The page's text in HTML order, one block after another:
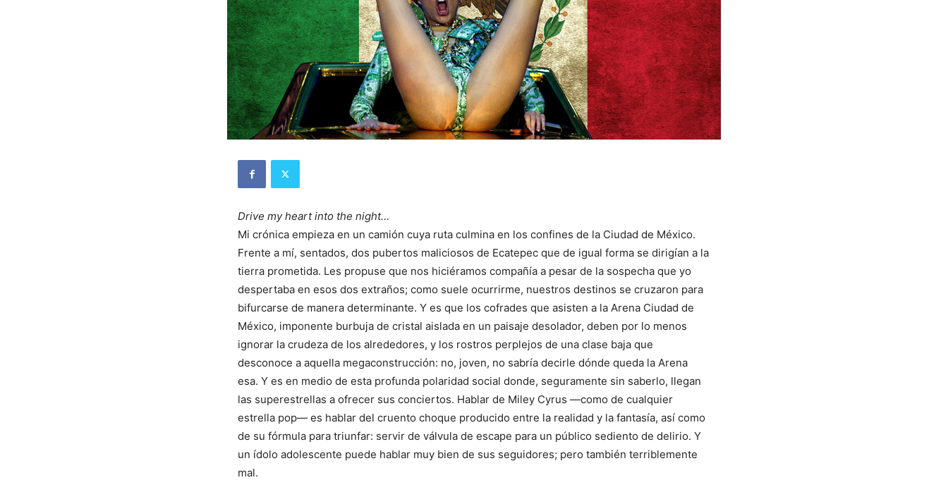
Drive my heart into the night…
Mi crónica empieza en un camión cuya ruta culmina en los confines de la Ciudad de México.
Frente a mí, sentados, dos pubertos maliciosos de Ecatepec que de igual forma se dirigían a la
tierra prometida. Les propuse que nos hiciéramos compañía a pesar de la sospecha que yo
despertaba en esos dos extraños; como suele ocurrirme, nuestros destinos se cruzaron para
bifurcarse de manera determinante. Y es que los cofrades que asisten a la Arena Ciudad de
México, imponente burbuja de cristal aislada en un paisaje desolador, deben por lo menos
ignorar la crudeza de los alrededores, y los rostros perplejos de una clase baja que
desconoce a aquella megaconstrucción: no, joven, no sabría decirle dónde queda la Arena
esa. Y es en medio de esta profunda polaridad social donde, seguramente sin saberlo, llegan
las superestrellas a ofrecer sus conciertos. Hablar de Miley Cyrus —como de cualquier
estrella pop— es hablar del cruento choque producido entre la realidad y la fantasía, así como
de su fórmula para triunfar: servir de válvula de escape para un público sediento de delirio. Y
un ídolo adolescente puede hablar muy bien de sus seguidores; pero también terriblemente
mal.